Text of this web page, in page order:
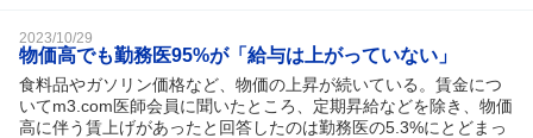
2023/10/29
物価高でも勤務医95%が「給与は上がっていない」
食料品やガソリン価格など、物価の上昇が続いている。賃金につ
いてm3.com医師会員に聞いたところ、定期昇給などを除き、物価
高に伴う賃上げがあったと回答したのは勤務医の5.3%にとどまっ